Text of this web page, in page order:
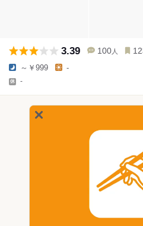
3.39 100 人
～￥999 -
-